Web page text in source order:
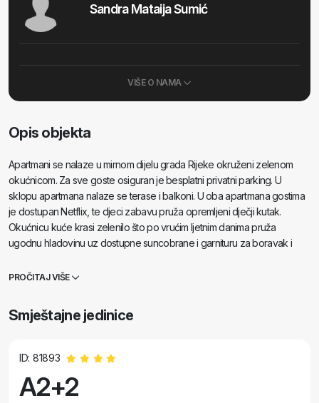
Sandra Mataija Sumić
VIŠE O NAMA
Opis objekta
Apartmani se nalaze u mirnom dijelu grada Rijeke okruženi zelenom
okućnicom. Za sve goste osiguran je besplatni privatni parking. U
sklopu apartmana nalaze se terase i balkoni. U oba apartmana gostima
je dostupan Netflix, te djeci zabavu pruža opremljeni dječji kutak.
Okućnicu kuće krasi zelenilo što po vrućim ljetnim danima pruža
ugodnu hladovinu uz dostupne suncobrane i garnituru za boravak i
PROČITAJ VIŠE
Smještajne jedinice
ID: 81893
A2+2